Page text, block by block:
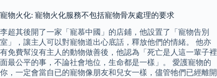
寵物火化: 寵物火化服務不包括寵物骨灰處理的要求
李超其後開了一家「寵慕中國」的店鋪，他設置了「寵物告別
室」，讓主人可以對寵物道出心底話，釋放他們的情緒。 他亦
有免費幫沒有主人的動物做善後，他認為「死亡是人這一輩子裡
面最公平的事，不論社會地位，生命都是一樣」。 愛護寵物的
你，一定會當自已的寵物像朋友和兒女一樣，儘管牠們已經離開